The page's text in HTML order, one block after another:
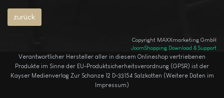
Copyright MAXXmarketing GmbH
JoomShopping Download & Support
Verantwortlicher Hersteller aller in diesem Onlineshop vertriebenen
Produkte im Sinne der EU-Produktsicherheitsverordnung (GPSR) ist der
Kayser Medienverlag Zur Schanze 12 D-33154 Salzkotten (Weitere Daten im
Impressum)